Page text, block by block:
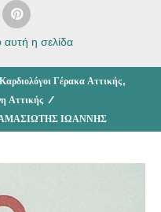
αυτή η σελίδα
Καρδιολόγοι Γέρακα Αττικής,
Αττικής /
ΙΩΑΝΝΗΣ